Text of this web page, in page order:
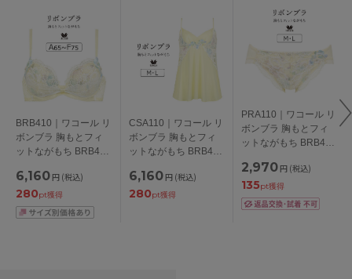
BRB410｜ワコール リ
ボンブラ 胸もとフィ
ットながもち BRB410
単品 ABCDEF アンダ
ー65/70/75/80cm
6,160 円 (税込)
280pt獲得
CSA110｜ワコール リ
ボンブラ 胸もとフィ
ットながもち BRB410
ル M/L
6,160 円 (税込)
280pt獲得
PRA110｜ワコール リ
ボンブラ 胸もとフィ
ットながもち BRB410
ドショーツ M/L
2,970 円 (税込)
135pt獲得